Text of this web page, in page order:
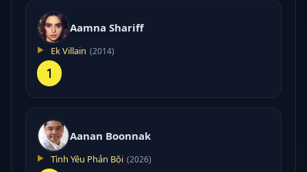
Aamna Shariff
Ek Villain (2014)
1
Aanan Boonnak
Tình Yêu Phản Bội (2026)